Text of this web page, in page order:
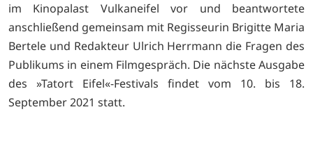
im Kinopalast Vulkaneifel vor und beantwortete
anschließend gemeinsam mit Regisseurin Brigitte Maria
Bertele und Redakteur Ulrich Herrmann die Fragen des
Publikums in einem Filmgespräch. Die nächste Ausgabe
des »Tatort Eifel«-Festivals findet vom 10. bis 18.
September 2021 statt.